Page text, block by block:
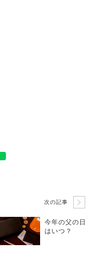
次の記事
今年の父の日
はいつ？